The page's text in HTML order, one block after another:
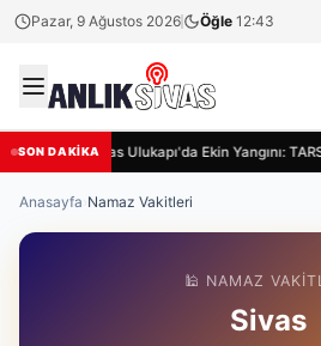
Pazar, 9 Ağustos 2026 Öğle 12:43
SON DAKİKASivas Ulukapı'da Ekin Yangını:
Anasayfa Namaz Vakitleri
🕌 NAMAZ
Sivas